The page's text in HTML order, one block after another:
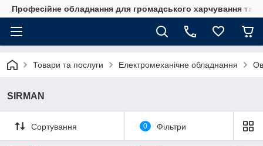
Професійне обладнання для громадського харчування та
Товари та послуги Електромеханічне обладнання
SIRMAN
Сортування 0 Фільтри